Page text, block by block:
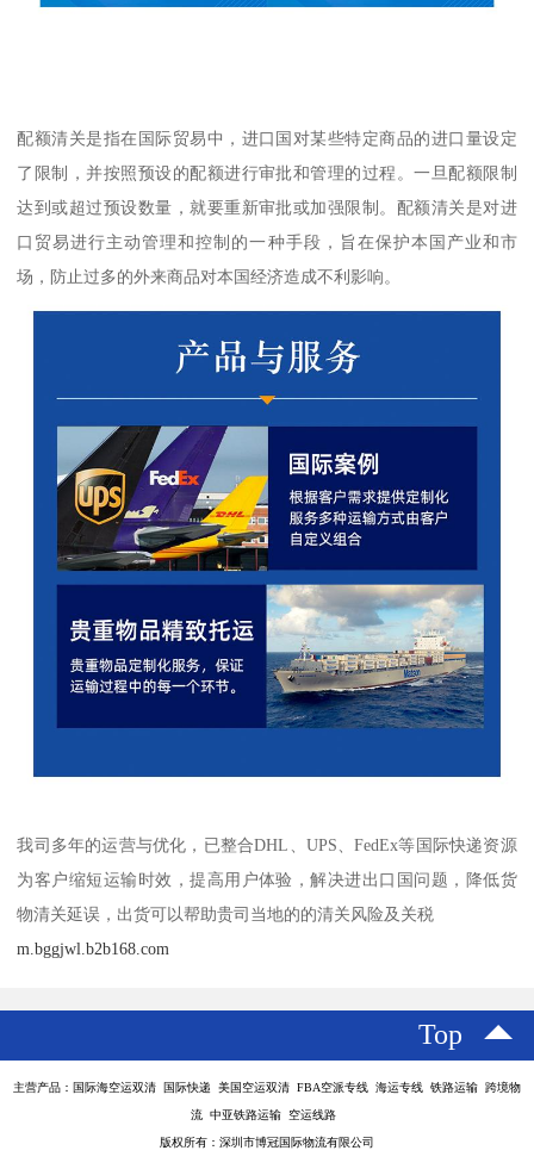
配额清关是指在国际贸易中，进口国对某些特定商品的进口量设定
了限制，并按照预设的配额进行审批和管理的过程。一旦配额限制
达到或超过预设数量，就要重新审批或加强限制。配额清关是对进
口贸易进行主动管理和控制的一种手段，旨在保护本国产业和市
场，防止过多的外来商品对本国经济造成不利影响。
我司多年的运营与优化，已整合DHL、UPS、FedEx等国际快递资源
为客户缩短运输时效，提高用户体验，解决进出口国问题，降低货
物清关延误，出货可以帮助贵司当地的的清关风险及关税
m.bggjwl.b2b168.com
Top
主营产品：国际海空运双清 国际快递 美国空运双清 FBA空派专线 海运专线 铁路运输 跨境物
流 中亚铁路运输 空运线路
版权所有：深圳市博冠国际物流有限公司